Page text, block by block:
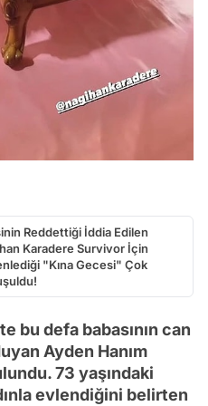
Reddettiği İddia Edilen
Karadere Survivor İçin
"Kına Gecesi" Çok
bu defa babasının can
Ayden Hanım
73 yaşındaki
evlendiğini belirten